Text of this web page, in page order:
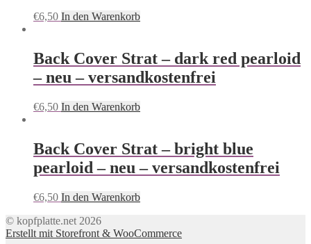
€6,50 In den Warenkorb
Back Cover Strat – dark red pearloid
– neu – versandkostenfrei
€6,50 In den Warenkorb
Back Cover Strat – bright blue
pearloid – neu – versandkostenfrei
€6,50 In den Warenkorb
© kopfplatte.net 2026
Erstellt mit Storefront & WooCommerce